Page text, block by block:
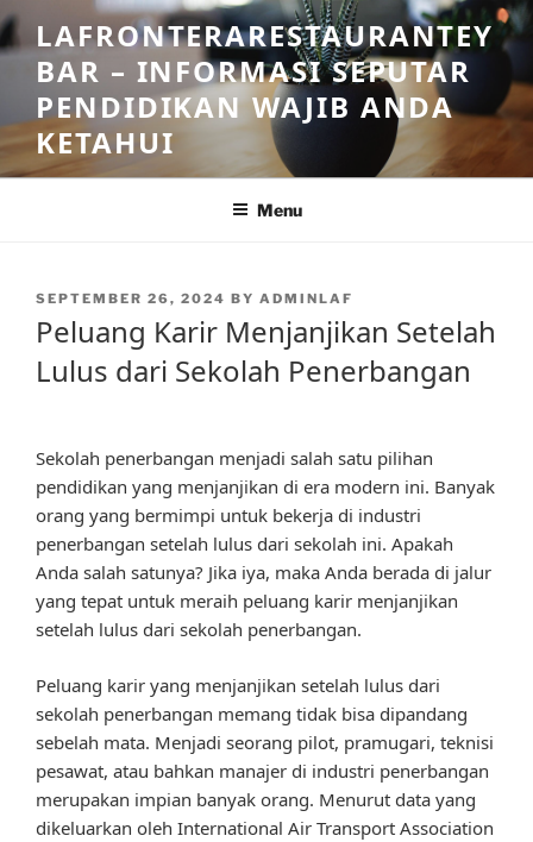
Skip
to
content
LAFRONTERARESTAURANTEY
BAR – INFORMASI SEPUTAR
PENDIDIKAN WAJIB ANDA
KETAHUI
Menu
POSTED
SEPTEMBER 26, 2024 BY ADMINLAF
Peluang Karir Menjanjikan Setelah
Lulus dari Sekolah Penerbangan
Sekolah penerbangan menjadi salah satu pilihan
pendidikan yang menjanjikan di era modern ini. Banyak
orang yang bermimpi untuk bekerja di industri
penerbangan setelah lulus dari sekolah ini. Apakah
Anda salah satunya? Jika iya, maka Anda berada di jalur
yang tepat untuk meraih peluang karir menjanjikan
setelah lulus dari sekolah penerbangan.
Peluang karir yang menjanjikan setelah lulus dari
sekolah penerbangan memang tidak bisa dipandang
sebelah mata. Menjadi seorang pilot, pramugari, teknisi
pesawat, atau bahkan manajer di industri penerbangan
merupakan impian banyak orang. Menurut data yang
dikeluarkan oleh International Air Transport Association